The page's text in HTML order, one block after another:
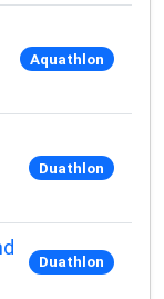
Aquathlon
Duathlon
Duathlon